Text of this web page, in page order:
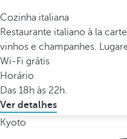
Cozinha italiana
Restaurante italiano à la
vinhos e champanhes.
Wi-Fi grátis
Horário
Das 18h às 22h.
Ver detalhes
Kyoto